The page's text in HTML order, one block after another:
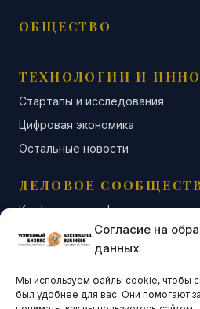
Согласие на
данных
Мы используем файлы cookie, чтобы
был удобнее для вас. Они помогают
ОБЩЕСТВО
ТЕХНОЛОГИИ И
Стартапы и исследования
Цифровая экономика
Остальные новости
ДЕЛОВОЕ
Конференции и форумы
Бизнес-клубы и ассоциации
Остальные новости
АНАЛИТИКА И